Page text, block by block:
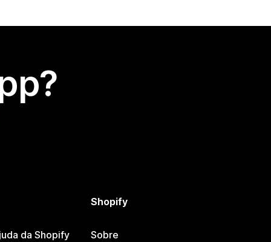
da Shopify
Shopify
Sobre